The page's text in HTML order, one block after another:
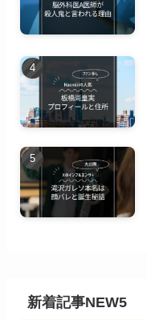
新着記事NEW5